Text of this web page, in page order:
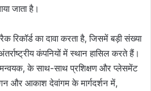
जाता है।
का दावा करता है, जिसमें बड़ी संख्या
कंपनियों में स्थान हासिल करते हैं।
के साथ-साथ प्रशिक्षण और प्लेसमेंट
आकाश देवांगम के मार्गदर्शन में,